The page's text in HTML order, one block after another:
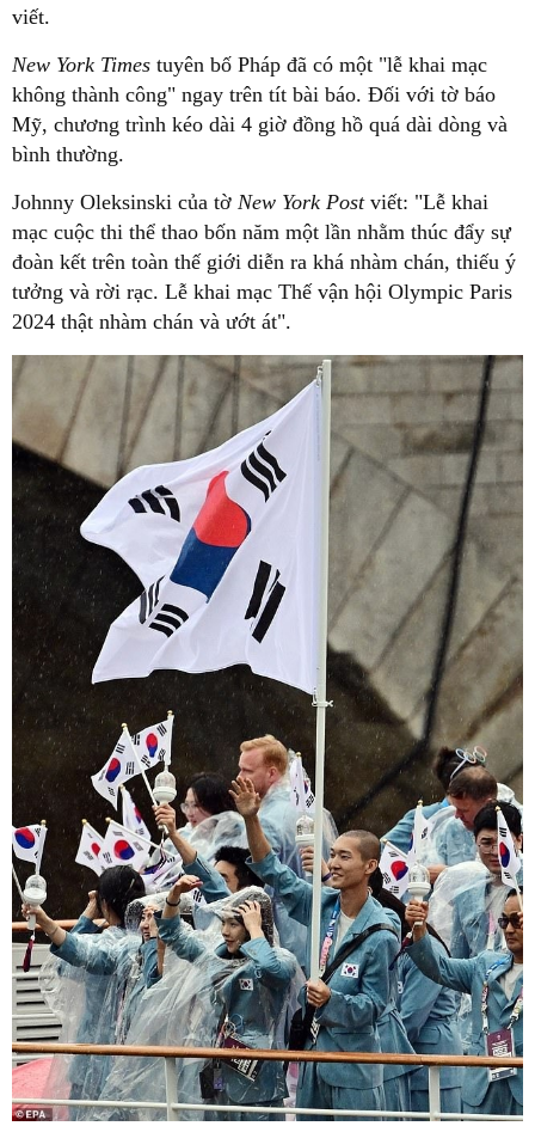
viết.
New York Times tuyên bố Pháp đã có một "lễ khai mạc
không thành công" ngay trên tít bài báo. Đối với tờ báo
Mỹ, chương trình kéo dài 4 giờ đồng hồ quá dài dòng và
bình thường.
Johnny Oleksinski của tờ New York Post viết: "Lễ khai
mạc cuộc thi thể thao bốn năm một lần nhằm thúc đẩy sự
đoàn kết trên toàn thế giới diễn ra khá nhàm chán, thiếu ý
tưởng và rời rạc. Lễ khai mạc Thế vận hội Olympic Paris
2024 thật nhàm chán và ướt át".